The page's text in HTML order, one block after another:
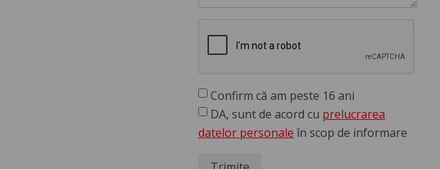
Confirm că am peste 16 ani
DA, sunt de acord cu prelucrarea
datelor personale în scop de informare